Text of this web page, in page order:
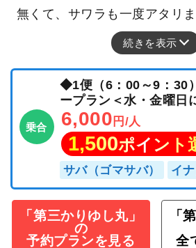
無くて、サワラも一度アタリ
続きを表示
乗合
◆1便（6：00～9：30
ープラン＜水・金曜日
6,000 円/人
1,500ポイント
サバ（ゴマサバ） イ
「第三かりゆし丸」
の
予約プランを見る
「
全